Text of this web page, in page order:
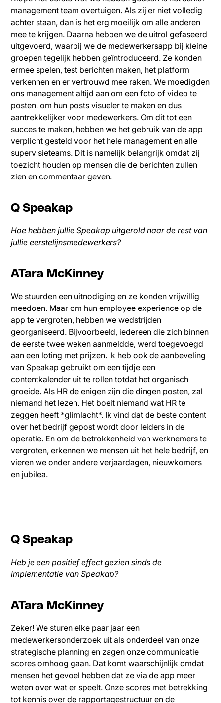
management team overtuigen. Als zij er niet volledig
achter staan, dan is het erg moeilijk om alle anderen
mee te krijgen. Daarna hebben we de uitrol gefaseerd
uitgevoerd, waarbij we de medewerkersapp bij kleine
groepen tegelijk hebben geïntroduceerd. Ze konden
ermee spelen, test berichten maken, het platform
verkennen en er vertrouwd mee raken. We moedigden
ons management altijd aan om een foto of video te
posten, om hun posts visueler te maken en dus
aantrekkelijker voor medewerkers. Om dit tot een
succes te maken, hebben we het gebruik van de app
verplicht gesteld voor het hele management en alle
supervisieteams. Dit is namelijk belangrijk omdat zij
toezicht houden op mensen die de berichten zullen
zien en commentaar geven.
Q Speakap
Hoe hebben jullie Speakap uitgerold naar de rest van
jullie eerstelijnsmedewerkers?
ATara McKinney
We stuurden een uitnodiging en ze konden vrijwillig
meedoen. Maar om hun employee experience op de
app te vergroten, hebben we wedstrijden
georganiseerd. Bijvoorbeeld, iedereen die zich binnen
de eerste twee weken aanmeldde, werd toegevoegd
aan een loting met prijzen. Ik heb ook de aanbeveling
van Speakap gebruikt om een tijdje een
contentkalender uit te rollen totdat het organisch
groeide. Als HR de enigen zijn die dingen posten, zal
niemand het lezen. Het boeit niemand wat HR te
zeggen heeft *glimlacht*. Ik vind dat de beste content
over het bedrijf gepost wordt door leiders in de
operatie. En om de betrokkenheid van werknemers te
vergroten, erkennen we mensen uit het hele bedrijf, en
vieren we onder andere verjaardagen, nieuwkomers
en jubilea.
Q Speakap
Heb je een positief effect gezien sinds de
implementatie van Speakap?
ATara McKinney
Zeker! We sturen elke paar jaar een
medewerkersonderzoek uit als onderdeel van onze
strategische planning en zagen onze communicatie
scores omhoog gaan. Dat komt waarschijnlijk omdat
mensen het gevoel hebben dat ze via de app meer
weten over wat er speelt. Onze scores met betrekking
tot kennis over de rapportagestructuur en de